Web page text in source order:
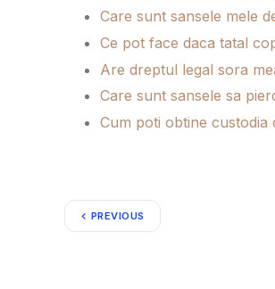
Care sunt sansele mele
Ce pot face daca tatal
Are dreptul legal sora
Care sunt sansele sa
Cum poti obtine
PREVIOUS